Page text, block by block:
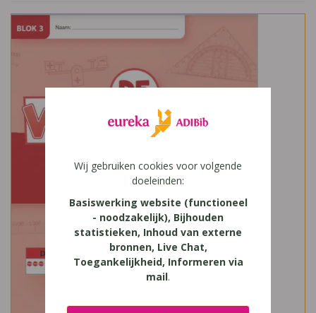
Wij gebruiken cookies voor volgende
doeleinden:
Basiswerking website (functioneel
- noodzakelijk), Bijhouden
statistieken, Inhoud van externe
bronnen, Live Chat,
Toegankelijkheid, Informeren via
mail.